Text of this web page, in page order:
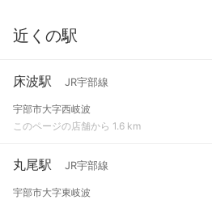
近くの駅
床波駅 JR宇部線
宇部市大字西岐波
このページの店舗から 1.6 km
丸尾駅 JR宇部線
宇部市大字東岐波